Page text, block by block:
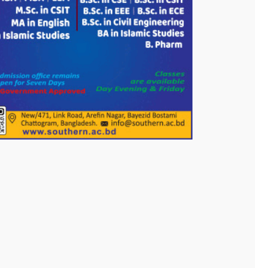
সরকারকে ব্যর্থ করতে দেশের বিরুদ্ধে
একটি দল চক্রান্ত চালিয়ে যাচ্ছে : রিজভী
সোনার দাম বাড়ানোর ঘোষণা।
ভারপ্রাপ্ত রাষ্ট্রপতি হাফিজ উদ্দিন
আহমদের সাথে এইচটি বাংলা অনলাইন
পোর্টাল ও আইপি টিভির সম্পাদক মোঃ
হোসেনের সৌজন্য সাক্ষাৎ।